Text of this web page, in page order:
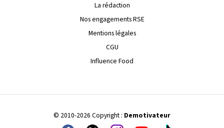
La rédaction
Nos engagements RSE
Mentions légales
CGU
Influence Food
© 2010-2026 Copyright : Demotivateur